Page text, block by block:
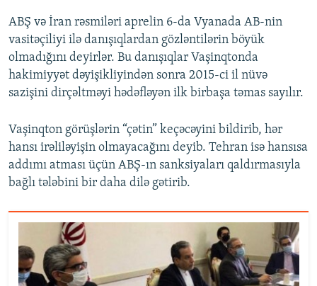
ABŞ və İran rəsmiləri aprelin 6-da Vyanada AB-nin
vasitəçiliyi ilə danışıqlardan gözləntilərin böyük
olmadığını deyirlər. Bu danışıqlar Vaşinqtonda
hakimiyyət dəyişikliyindən sonra 2015-ci il nüvə
sazişini dirçəltməyi hədəfləyən ilk birbaşa təmas sayılır.
Vaşinqton görüşlərin “çətin” keçəcəyini bildirib, hər
hansı irəliləyişin olmayacağını deyib. Tehran isə hansısa
addımı atması üçün ABŞ-ın sanksiyaları qaldırmasıyla
bağlı tələbini bir daha dilə gətirib.